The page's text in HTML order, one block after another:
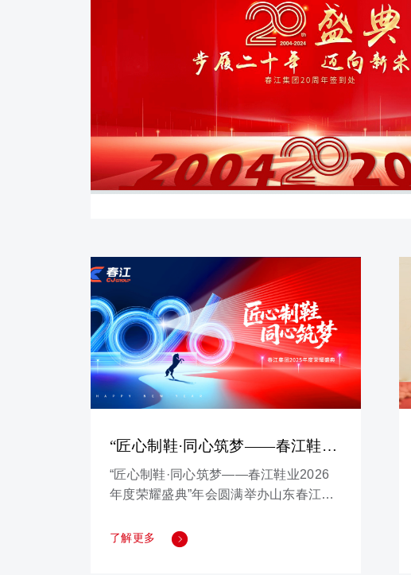
“匠心制鞋·同心筑梦——春江鞋业
2026年度荣耀盛典”年会圆满举办
“匠心制鞋·同心筑梦——春江鞋业2026
年度荣耀盛典”年会圆满举办山东春江鞋
蛇辞旧岁，骏马迎新春！在这辞旧迎
了解更多